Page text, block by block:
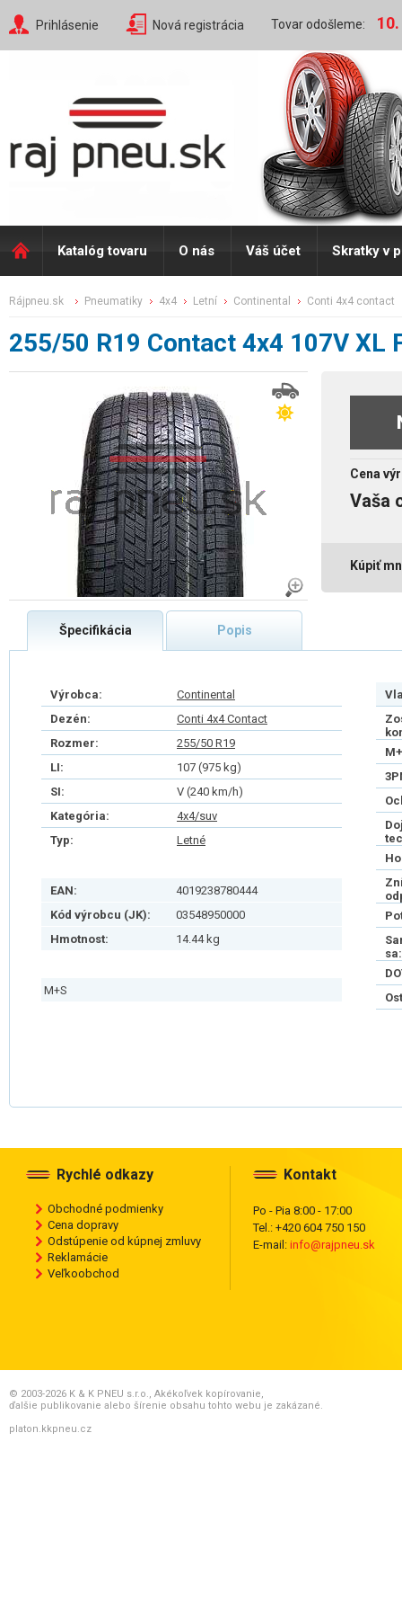
Prihlásenie Nová registrácia Tovar odošleme:
Katalóg tovaru O nás Váš účet Skratky v
rájpneu.sk pneumatiky 4x4 letní continental conti 4x4 contact
255/50 R19 Contact 4x4 107V XL
Cena
Vaša
Kúpiť
Špecifikácia Popis
Výrobca:
Continental
Dezén:
Conti 4x4 Contact
Rozmer:
255/50 R19
LI:
107 (975 kg)
SI:
V (240 km/h)
Kategória:
4x4/suv
Typ:
Letné
EAN:
4019238780444
Kód výrobcu (JK):
03548950000
Hmotnost:
14.44 kg
M+S
sa:
Rychlé odkazy
Obchodné podmienky
Cena dopravy
Odstúpenie od kúpnej zmluvy
Reklamácie
Veľkoobchod
Kontakt
Po - Pia 8:00 - 17:00
Tel.: +420 604 750 150
E-mail: info@rajpneu.sk
© 2003-2026 K & K PNEU s.r.o., Akékoľvek kopírovanie,
ďalšie publikovanie alebo šírenie obsahu tohto webu je zakázané.
platon.kkpneu.cz